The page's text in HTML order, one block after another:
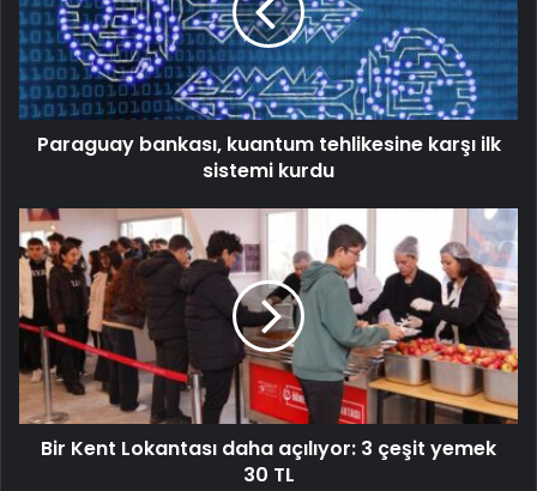
Paraguay bankası, kuantum tehlikesine karşı ilk
sistemi kurdu
Bir Kent Lokantası daha açılıyor: 3 çeşit yemek
30 TL